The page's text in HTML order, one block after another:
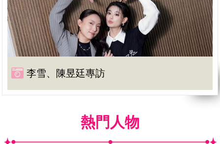
李雪、陳昱廷專訪
熱門人物